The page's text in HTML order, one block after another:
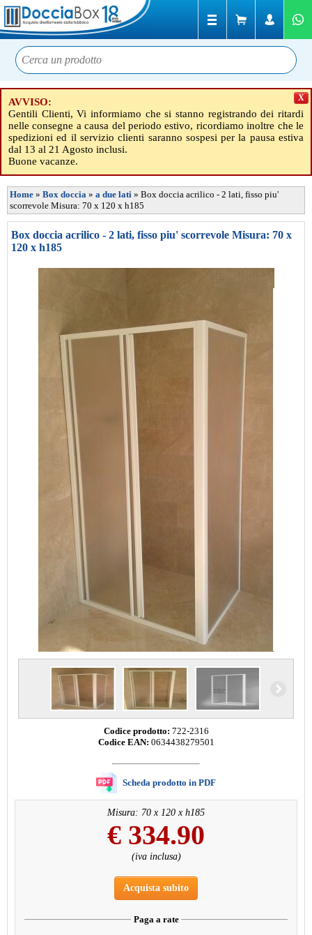
AVVISO:
Gentili Clienti, Vi informiamo che si stanno registrando dei ritardi
nelle consegne a causa del periodo estivo, ricordiamo inoltre che le
spedizioni ed il servizio clienti saranno sospesi per la pausa estiva
dal 13 al 21 Agosto inclusi.
Buone vacanze.
X
Home » Box doccia » a due lati » Box doccia acrilico - 2 lati, fisso piu'
scorrevole Misura: 70 x 120 x h185
Box doccia acrilico - 2 lati, fisso piu' scorrevole Misura: 70 x
120 x h185
Codice prodotto: 722-2316
Codice EAN: 0634438279501
Scheda prodotto in PDF
Misura: 70 x 120 x h185
€ 334.90
(iva inclusa)
Acquista subito
Paga a rate